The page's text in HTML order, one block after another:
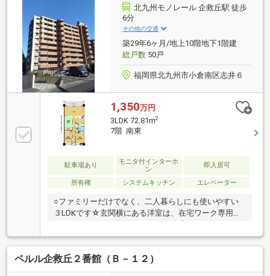
い。メールもしくはお電話からご連絡をお待ちしてお
ります。
北九州モノレール 企救丘駅 徒歩
6分
その他の交通
築29年6ヶ月/地上10階地下1階建
総戸数50戸
福岡県北九州市小倉南区志井６
1,350万円
3LDK 72.81m2
7階 南東
駐車場あり
モニタ付インターホ
ン
即入居可
所有権 システムキッチン エレベーター
○ファミリーだけでなく、二人暮らしにも使いやすい
３LDKです☆玄関横にある洋室は、在宅ワーク専用ス
利用できますね○１階の和室は、お子様の遊び場やご
家族のくつろぎスペース、来客時の客間など多様な使
い方が可能です○玄関ホールから洗面室へ直行できま
す！帰宅後すぐに手洗い・うがいが可能です☆外遊び
ペルル企救丘２番館（Ｂ－１２）